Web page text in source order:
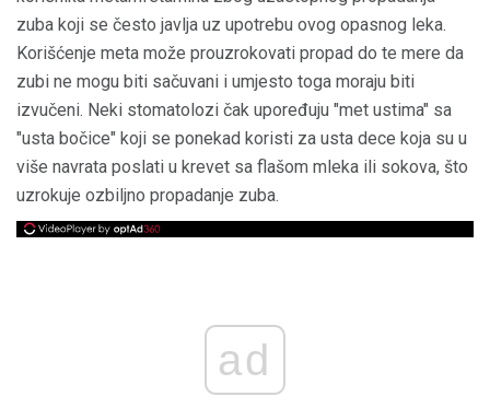
zuba koji se često javlja uz upotrebu ovog opasnog leka.
Korišćenje meta može prouzrokovati propad do te mere da
zubi ne mogu biti sačuvani i umjesto toga moraju biti
izvučeni. Neki stomatolozi čak upoređuju "met ustima" sa
"usta bočice" koji se ponekad koristi za usta dece koja su u
više navrata poslati u krevet sa flašom mleka ili sokova, što
uzrokuje ozbiljno propadanje zuba.
ad